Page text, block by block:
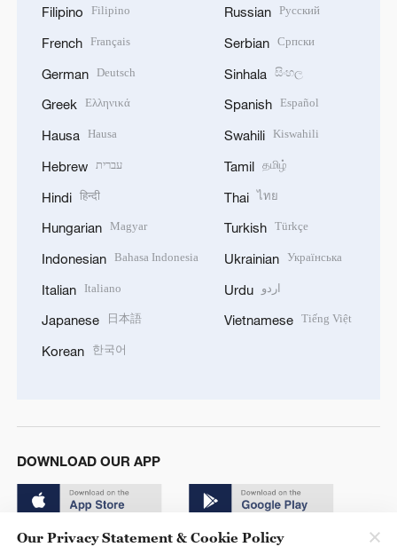
Filipino Filipino
French Français
German Deutsch
Greek Ελληνικά
Hausa Hausa
Hebrew עברית
Hindi हिन्दी
Hungarian Magyar
Indonesian Bahasa Indonesia
Italian Italiano
Japanese 日本語
Korean 한국어
Russian Русский
Serbian Српски
Sinhala සිංහල
Spanish Español
Swahili Kiswahili
Tamil தமிழ்
Thai ไทย
Turkish Türkçe
Ukrainian Українська
Urdu اردو
Vietnamese Tiếng Việt
DOWNLOAD OUR APP
Our Privacy Statement & Cookie Policy